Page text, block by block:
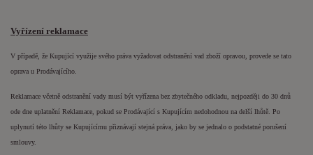
Vyřízení reklamace
V případě, že Kupující využije svého práva vyžadovat odstranění vad zboží opravou, provede se tato
oprava u Prodávajícího.
Reklamace včetně odstranění vady musí být vyřízena bez zbytečného odkladu, nejpozději do 30 dnů
ode dne uplatnění Reklamace, pokud se Prodávající s Kupujícím nedohodnou na delší lhůtě. Po
uplynutí této lhůty se Kupujícímu přiznávají stejná práva, jako by se jednalo o podstatné porušení
smlouvy.